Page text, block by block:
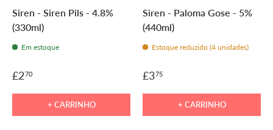
Siren - Siren Pils - 4.8%
(330ml)
Em estoque
£270
+ CARRINHO
Siren - Paloma Gose - 5%
(440ml)
Estoque reduzido (4 unidades)
£375
+ CARRINHO